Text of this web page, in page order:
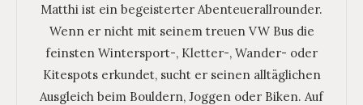
Matthi ist ein begeisterter Abenteuerallrounder.
Wenn er nicht mit seinem treuen VW Bus die
feinsten Wintersport-, Kletter-, Wander- oder
Kitespots erkundet, sucht er seinen alltäglichen
Ausgleich beim Bouldern, Joggen oder Biken. Auf